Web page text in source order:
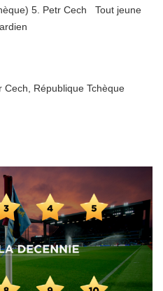
5. Petr Cech Tout jeune
Cech République Tchèque